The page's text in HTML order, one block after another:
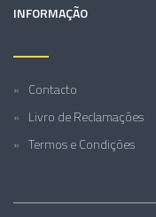
INFORMAÇÃO
Contacto
Livro de Reclamações
Termos e Condições